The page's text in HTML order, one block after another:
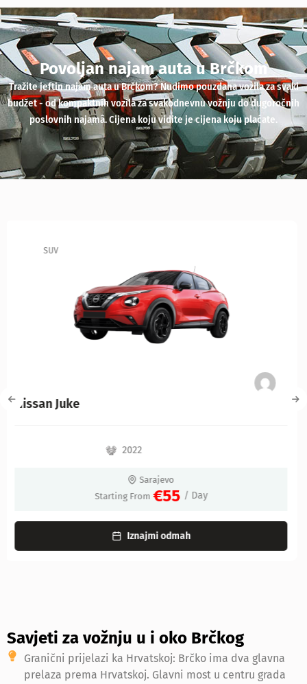
Povoljan najam auta u Brčkom
Tražite jeftin najam auta u Brčkom? Nudimo pouzdana vozila za svaki
budžet - od kompaktnih vozila za svakodnevnu vožnju do dugoročnih
poslovnih najamâ. Cijena koju vidite je cijena koju plaćate.
Starting From
Savjeti za vožnju u i oko Brčkog
Granični prijelazi ka Hrvatskoj: Brčko ima dva glavna
prelaza prema Hrvatskoj. Glavni most u centru grada